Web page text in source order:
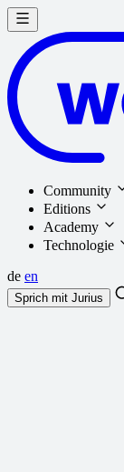
Community
Editions
Academy
Technologie
de en
Sprich mit Jurius